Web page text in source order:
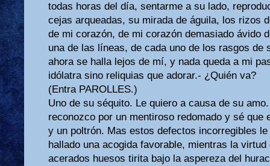
todas horas del día, sentarme a su lado,
cejas arqueadas, su mirada de águila, los rizos
de mi corazón, de mi corazón demasiado ávido
una de las líneas, de cada uno de los rasgos de
ahora se halla lejos de mí, y nada queda a mi
idólatra sino reliquias que adorar.- ¿Quién va?
(Entra PAROLLES.)
Uno de su séquito. Le quiero a causa de su
reconozco por un mentiroso redomado y sé que
y un poltrón. Mas estos defectos incorregibles
hallado una acogida favorable, mientras la virtud
acerados huesos tirita bajo la aspereza del